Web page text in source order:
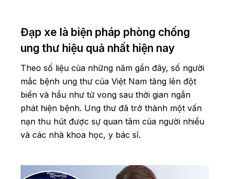
Đạp xe là biện pháp phòng chống
ung thư hiệu quả nhất hiện nay
Theo số liệu của những năm gần đây, số người
mắc bệnh ung thư của Việt Nam tăng lên đột
biến và hầu như tử vong sau thời gian ngắn
phát hiện bệnh. Ung thư đã trở thành một vấn
nạn thu hút được sự quan tâm của người nhiều
và các nhà khoa học, y bác sĩ.